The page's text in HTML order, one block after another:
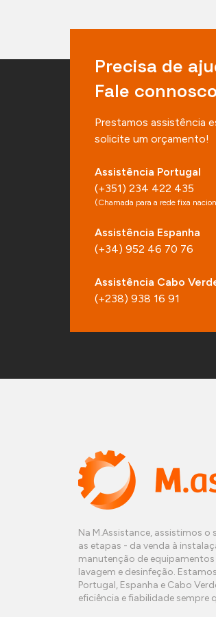
Precisa de
Fale
Prestamos assistência
solicite um orçamento!
Assistência Portugal
(+351) 234 422 435
(Chamada para a rede fixa
Assistência Espanha
(+34) 952 46 70 76
Assistência Cabo
(+238) 938 16 91
Na M.Assistance, assistimos o
as etapas - da venda à
manutenção de
lavagem e desinfeção.
Portugal, Espanha e Cabo
eficiência e fiabilidade sempre